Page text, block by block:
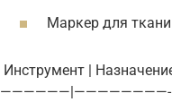
Маркер для
| Инструмент |